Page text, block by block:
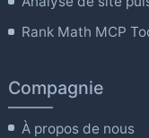
Rank Math MCP
Compagnie
À propos de nous